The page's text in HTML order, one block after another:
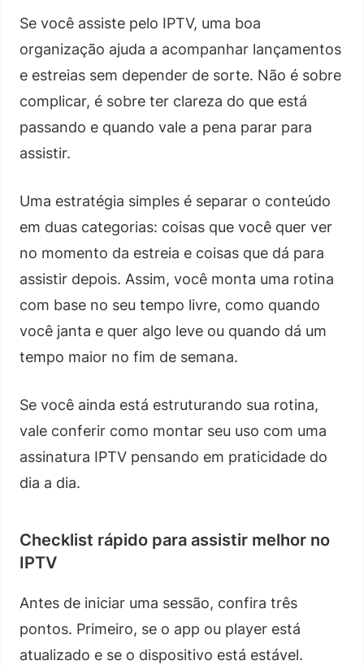
Se você assiste pelo IPTV, uma boa
organização ajuda a acompanhar lançamentos
e estreias sem depender de sorte. Não é sobre
complicar, é sobre ter clareza do que está
passando e quando vale a pena parar para
assistir.
Uma estratégia simples é separar o conteúdo
em duas categorias: coisas que você quer ver
no momento da estreia e coisas que dá para
assistir depois. Assim, você monta uma rotina
com base no seu tempo livre, como quando
você janta e quer algo leve ou quando dá um
tempo maior no fim de semana.
Se você ainda está estruturando sua rotina,
vale conferir como montar seu uso com uma
assinatura IPTV pensando em praticidade do
dia a dia.
Checklist rápido para assistir melhor no
IPTV
Antes de iniciar uma sessão, confira três
pontos. Primeiro, se o app ou player está
atualizado e se o dispositivo está estável.